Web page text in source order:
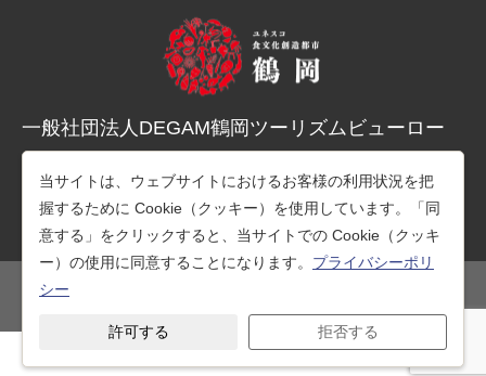
一般社団法人DEGAM鶴岡ツーリズムビューロー
TEL：0235-25-7678（観光案内）
TEL：0235-26-1218（事務所）
当サイトは、ウェブサイトにおけるお客様の利用状況を把
握するために Cookie（クッキー）を使用しています。「同
意する」をクリックすると、当サイトでの Cookie（クッキ
ー）の使用に同意することになります。 プライバシーポリ
シー
許可する 拒否する